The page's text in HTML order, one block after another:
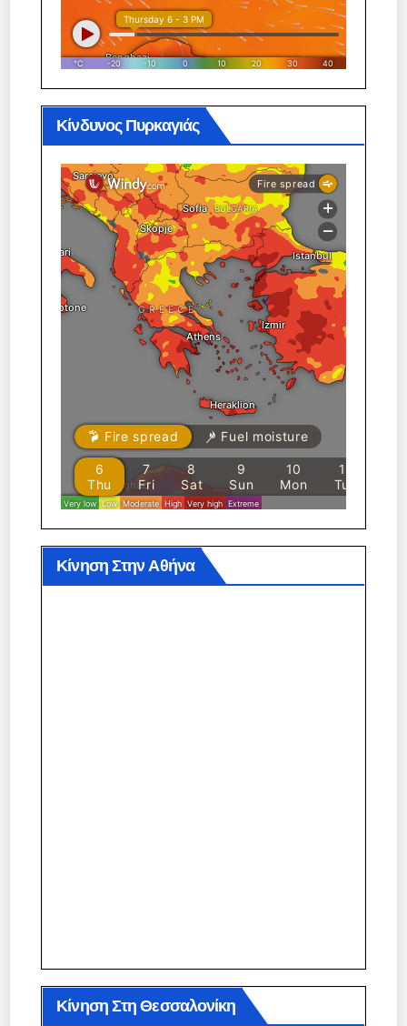
Κίνδυνος Πυρκαγιάς
Κίνηση Στην Αθήνα
Κίνηση Στη Θεσσαλονίκη